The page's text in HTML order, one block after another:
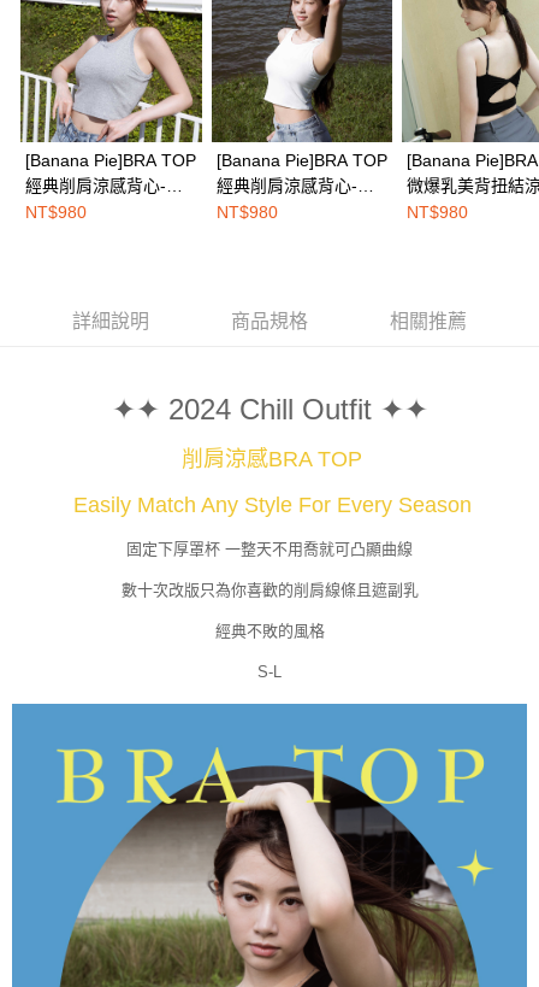
後付繳納相關費用。
※ 交易是否成功請以「AFTEE先享後付 」之結帳頁面顯示為準，若有關於
是否繳費成功／繳費後需取消欲退款等相關疑問，請聯繫「AFTEE先享後付
客戶支援中心」https://netprotections.freshdesk.com/support/home
【注意事項】
１．透過由恩沛科技股份有限公司提供之「AFTEE先享後付」服務完成之交
易，需依本服務之必要範圍內提供個人資料，並將交易相關給付款項請求債
權轉讓予恩沛科技股份有限公司。
２．關於個人資料處理事宜，請瀏覽以下網址：
４．使用「AFTEE先享後付」時，將依據個別帳號之用戶狀況，依本公司即
恩沛科技股份有限公司將有權停止該用戶之使用額度並採取法律行動。
付款後7-11取貨
每筆NT$100，滿NT$1,500(含以上)免運費
宅配
每筆NT$100，滿NT$1,500(含以上)免運費
EASY SHOP門市速取
免運費
[Banana Pie]BRA TOP
經典削肩涼感背心-月
灰
NT$980
[Banana Pie]BRA TOP
經典削肩涼感背心-椰
白
NT$980
[Banana
微爆乳美背扭結
心-黑影
NT$980
詳細說明 商品規格 相關推薦
✦✦ 2024 Chill Outfit ✦✦
削肩涼感BRA TOP
Easily Match Any Style For Every Season
固定下厚罩杯 一整天不用喬就可凸顯曲線
數十次改版只為你喜歡的削肩線條且遮副乳
經典不敗的風格
S-L